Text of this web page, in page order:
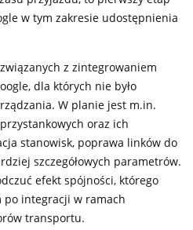
w tym zakresie udostępnienia
z zintegrowaniem
dla których nie było
W planie jest m.in.
oraz ich
stanowisk, poprawa linków do
szczegółowych parametrów.
efekt spójności, którego
po integracji w ramach
transportu.